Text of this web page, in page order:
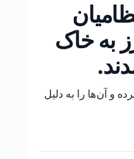
به خاک
و آن‌ها را به دلیل